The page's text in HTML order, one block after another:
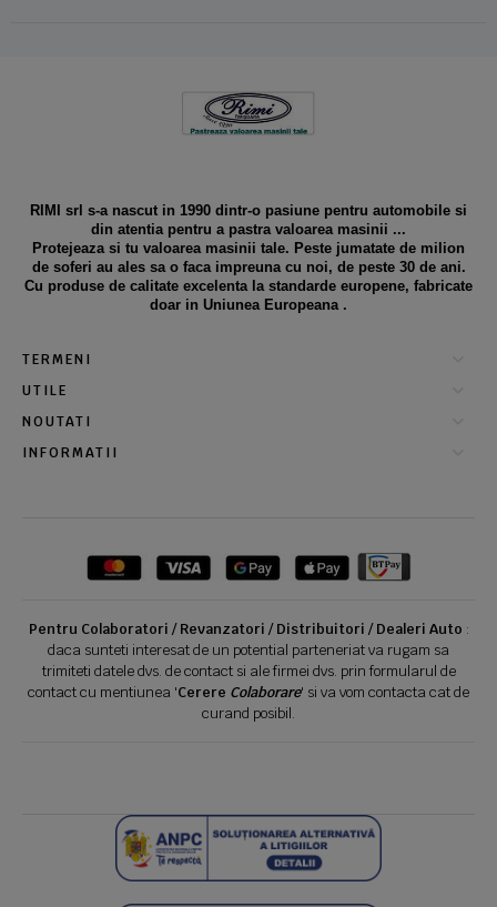
RIMI srl s-a nascut in 1990 dintr-o pasiune pentru automobile si
din atentia pentru a pastra valoarea masinii ...
Protejeaza si tu valoarea masinii tale. Peste jumatate de milion
de soferi au ales sa o faca impreuna cu noi, de peste 30 de ani.
Cu produse de calitate excelenta la standarde europene, fabricate
doar in Uniunea Europeana .
TERMENI
UTILE
NOUTATI
INFORMATII
Pentru Colaboratori / Revanzatori / Distribuitori / Dealeri Auto :
daca sunteti interesat de un potential parteneriat va rugam sa
trimiteti datele dvs. de contact si ale firmei dvs. prin formularul de
contact cu mentiunea 'Cerere Colaborare' si va vom contacta cat de
curand posibil.